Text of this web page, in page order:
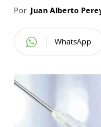
Por Juan Alberto
WhatsApp